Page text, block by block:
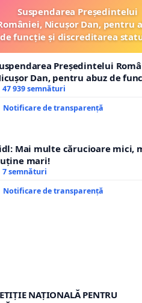
Suspendarea Președintelui
Nicușor Dan, pentru
de funcție și discreditarea
Președintelui
Dan, pentru abuz de
și discreditarea statului
47 939 semnături
Notificare de transparență
Mai multe cărucioare mici,
mari!
7 semnături
Notificare de transparență
NAȚIONALĂ PENTRU